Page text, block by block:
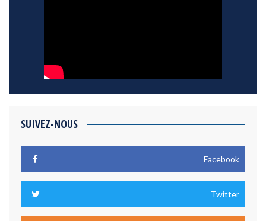
SUIVEZ-NOUS
Facebook
Twitter